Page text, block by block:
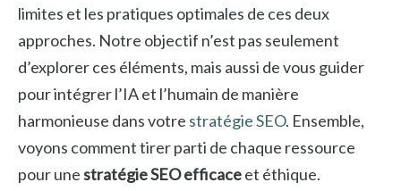
limites et les pratiques optimales de ces deux
approches. Notre objectif n’est pas seulement
d’explorer ces éléments, mais aussi de vous guider
pour intégrer l’IA et l’humain de manière
harmonieuse dans votre stratégie SEO. Ensemble,
voyons comment tirer parti de chaque ressource
pour unestratégie SEO efficaceet éthique.